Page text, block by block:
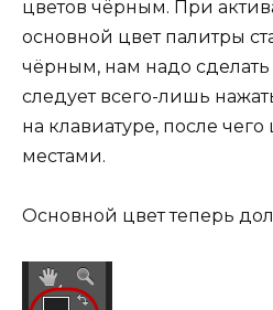
цветов чёрным. При
основной цвет палитры
чёрным, нам надо сделать
следует всего-лишь
на клавиатуре, после
местами.
Основной цвет теперь